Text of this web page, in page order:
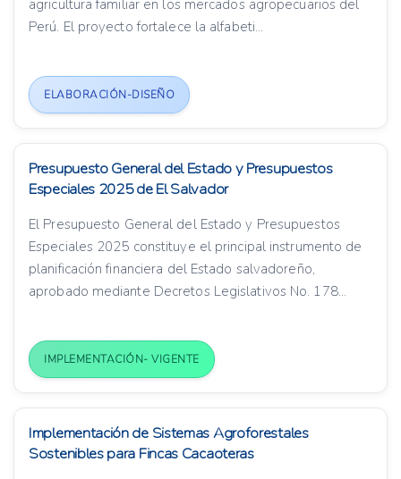
agricultura familiar en los mercados agropecuarios del
Perú. El proyecto fortalece la alfabeti...
ELABORACIÓN-DISEÑO
Presupuesto General del Estado y Presupuestos
Especiales 2025 de El Salvador
El Presupuesto General del Estado y Presupuestos
Especiales 2025 constituye el principal instrumento de
planificación financiera del Estado salvadoreño,
aprobado mediante Decretos Legislativos No. 178...
IMPLEMENTACIÓN- VIGENTE
Implementación de Sistemas Agroforestales
Sostenibles para Fincas Cacaoteras